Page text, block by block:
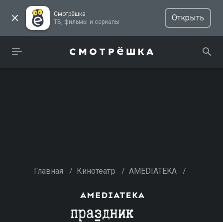
Смотрёшка
ТВ, фильмы и сериалы
Открыть
Главная / Кинотеатр / AMEDIATEKA /